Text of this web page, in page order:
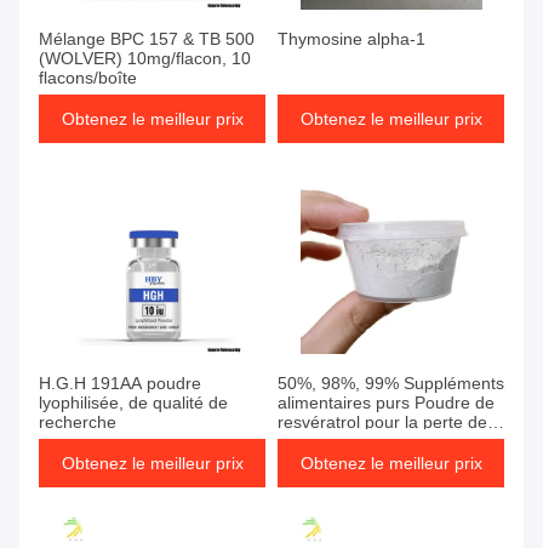
Mélange BPC 157 & TB 500
(WOLVER) 10mg/flacon, 10
flacons/boîte
Obtenez le meilleur prix
Thymosine alpha-1
Obtenez le meilleur prix
H.G.H 191AA poudre
lyophilisée, de qualité de
recherche
Obtenez le meilleur prix
50%, 98%, 99% Suppléments
alimentaires purs Poudre de
resvératrol pour la perte de
graisse
Obtenez le meilleur prix